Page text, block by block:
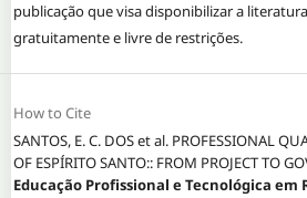
publicação que visa disponibilizar a
gratuitamente e livre de restrições.
How to Cite
SANTOS, E. C. DOS et al. PROFESSIONAL
OF ESPÍRITO SANTO:: FROM PROJECT TO
Educação Profissional e Tecnológica em